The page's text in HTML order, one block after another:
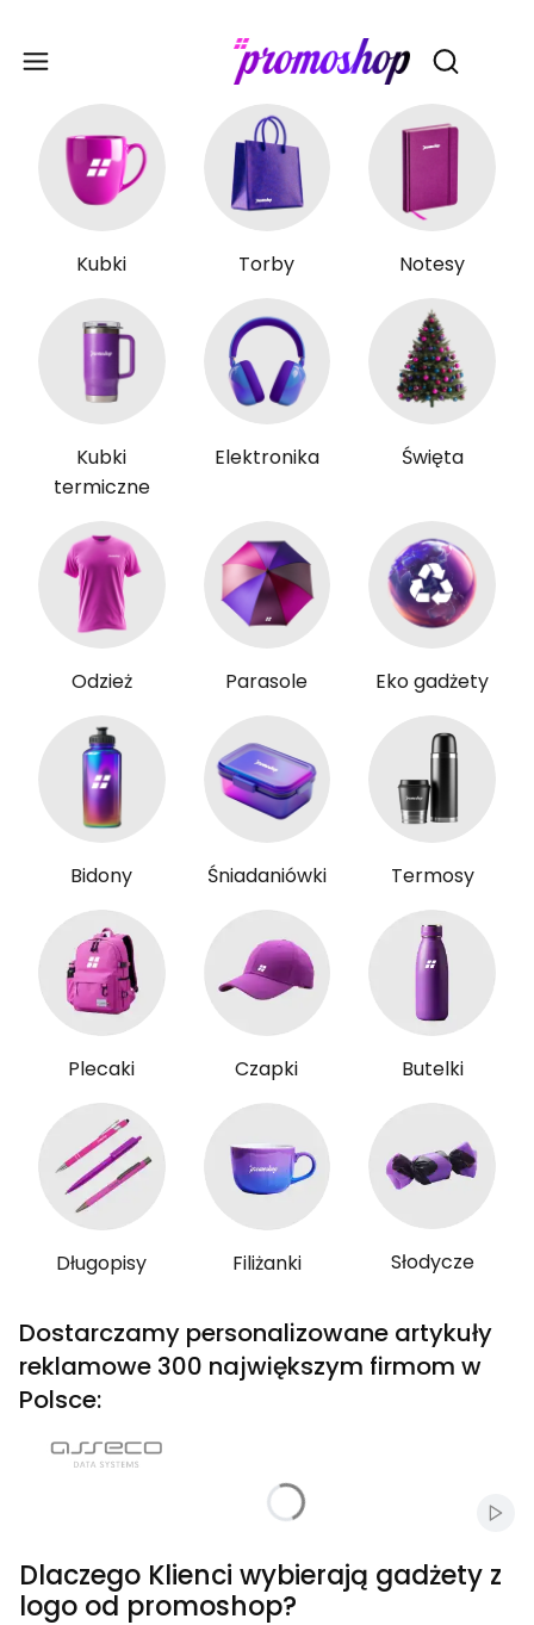
Otwórz
Kubki Torby Notesy
Kubki
termiczne
Elektronika Święta
Odzież Parasole Eko gadżety
Bidony Śniadaniówki Termosy
Plecaki Czapki Butelki
Długopisy Filiżanki Słodycze
Dostarczamy personalizowane artykuły
reklamowe 300 największym firmom w
Polsce:
Dlaczego Klienci wybierają gadżety z
logo od promoshop?